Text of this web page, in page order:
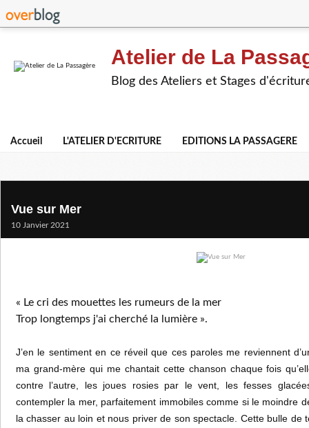
Atelier de La
Blog des Ateliers et Stages
Accueil L'ATELIER D'ECRITURE EDITIONS LA PASSAGERE
Vue sur Mer
10 Janvier 2021
« Le cri des mouettes les rumeurs de la mer
Trop longtemps j'ai cherché la lumière ».
J’en le sentiment en ce réveil que ces paroles me reviennent
ma grand-mère qui me chantait cette chanson chaque fois
contre l’autre, les joues rosies par le vent, les fesses
contempler la mer, parfaitement immobiles comme si le moindre
la chasser au loin et nous priver de son spectacle. Cette bulle de